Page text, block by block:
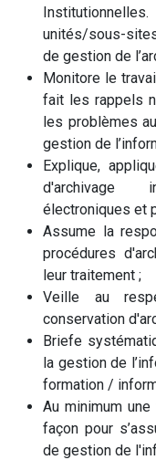
unités/sous-
de gestion de
Monitore le
fait les rappels
les problèmes
gestion de
Explique,
d'archivage
électroniques et
Assume la
procédures
leur traitement ;
Veille au
conservation
Briefe
la gestion de
formation /
Au minimum
façon pour
de gestion de